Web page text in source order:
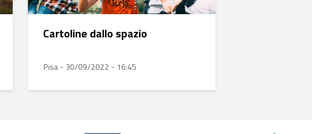
Cartoline dallo spazio
Pisa - 30/09/2022 - 16:45